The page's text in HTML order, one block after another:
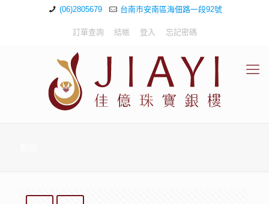
(06)2805679 台南市安南區海佃路一段92號
訂單查詢 結帳 登入 忘記密碼